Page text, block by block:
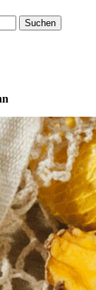
Suchen